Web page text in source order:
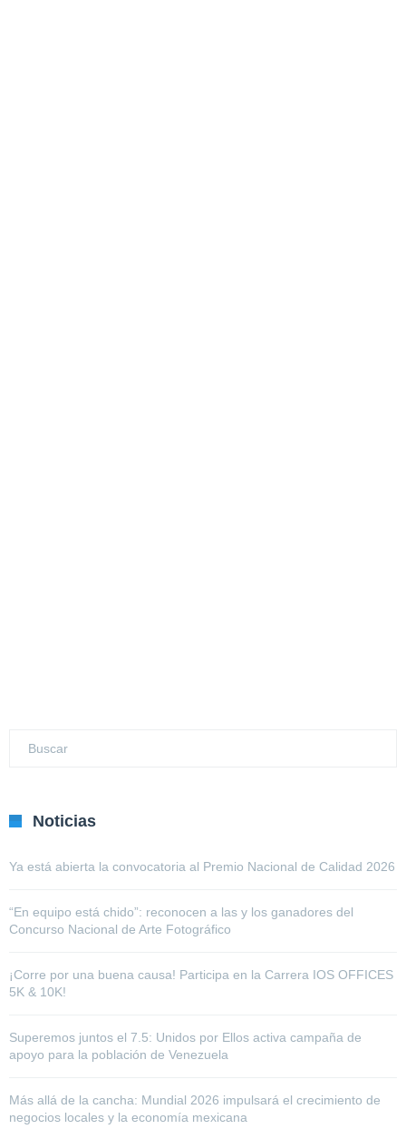
Noticias
Ya está abierta la convocatoria al Premio Nacional de Calidad 2026
“En equipo está chido”: reconocen a las y los ganadores del
Concurso Nacional de Arte Fotográfico
¡Corre por una buena causa! Participa en la Carrera IOS OFFICES
5K & 10K!
Superemos juntos el 7.5: Unidos por Ellos activa campaña de
apoyo para la población de Venezuela
Más allá de la cancha: Mundial 2026 impulsará el crecimiento de
negocios locales y la economía mexicana